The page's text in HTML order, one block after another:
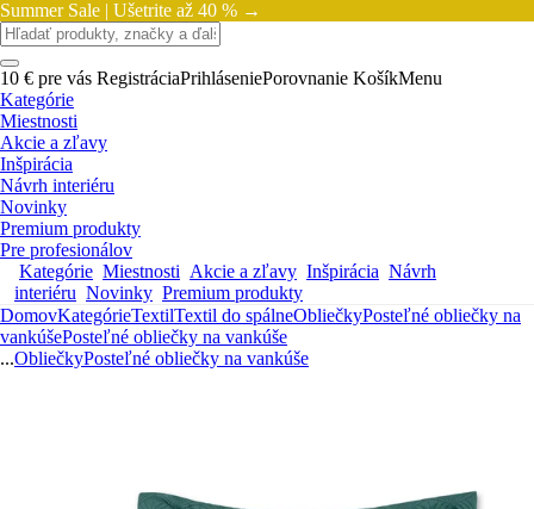
Summer Sale | Ušetrite až 40 % →
10 € pre vás RegistráciaPrihláseniePorovnanie KošíkMenu
Kategórie
Miestnosti
Akcie a zľavy
Inšpirácia
Návrh interiéru
Novinky
Premium produkty
Pre profesionálov
Kategórie Miestnosti Akcie a zľavy Inšpirácia Návrh
interiéru Novinky Premium produkty
DomovKategórieTextilTextil do spálneObliečkyPosteľné obliečky na
vankúšePosteľné obliečky na vankúše
...ObliečkyPosteľné obliečky na vankúše